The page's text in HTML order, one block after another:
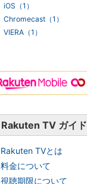
iOS（1）
Chromecast（1）
VIERA（1）
Rakuten TV ガイド
Rakuten TVとは
料金について
視聴期限について